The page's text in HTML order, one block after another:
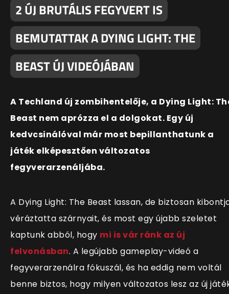
2 ÚJ BRUTÁLIS FEGYVERT IS
BEMUTATTAK A DYING LIGHT: THE
BEAST ÚJ VIDEÓJÁBAN
A Techland új zombihentelője, a Dying Light:
Beast nem aprózza el a dolgokat. Egy új
kedvcsinálóval már most bepillanthatunk a
játék elképesztően változatos
fegyverarzenáljába.
A Dying Light: The Beast lassan, de biztosan
véráztatta szárnyait, és most egy újabb szeletet
kaptunk abból, hogy mi is vár ránk az új
felvonásban. A legújabb gameplay-videó a
fegyverarzenálra fókuszál, és ha eddig nem voltál
benne biztos, hogy milyen változatos lesz az új